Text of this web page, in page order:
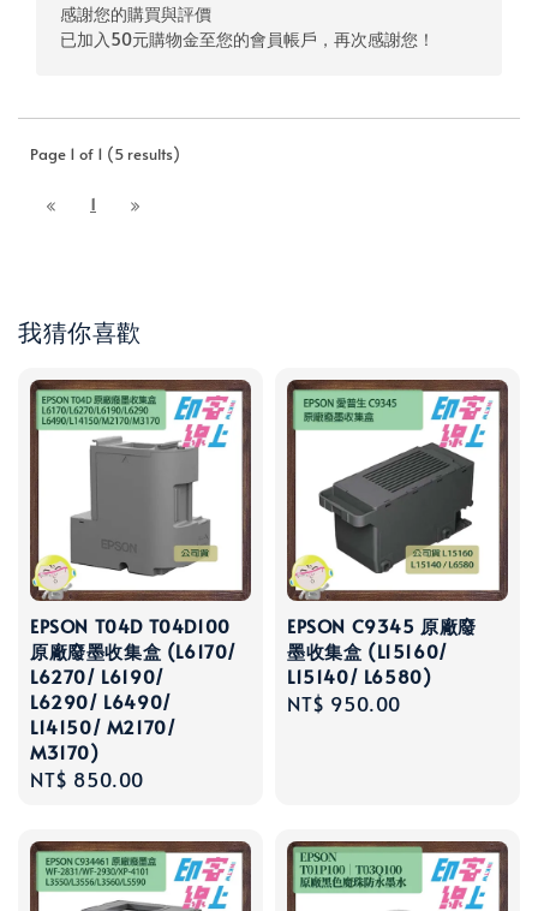
感謝您的購買與評價
已加入50元購物金至您的會員帳戶，再次感謝您！
Page 1 of 1 (5 results)
1
我猜你喜歡
EPSON T04D T04D100
原廠廢墨收集盒 (L6170/
L6270/ L6190/
L6290/ L6490/
L14150/ M2170/
M3170)
Regular
NT$ 850.00
EPSON C9345 原廠廢
墨收集盒 (L15160/
L15140/ L6580)
Regular
NT$ 950.00